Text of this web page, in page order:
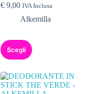
€ 9,00 IVA Inclusa
Alkemilla
Scegli